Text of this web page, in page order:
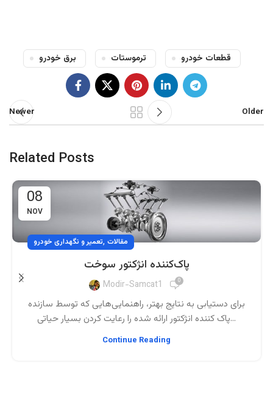
برق خودرو ترموستات قطعات خودرو
Newer Older
Related Posts
08
NOV
تعمیر و نگهداری خودرو, مقالات
پاک‌کننده انژکتور سوخت
Modir-Samcat1 0
برای دستیابی به نتایج بهتر، راهنمایی‌هایی که توسط سازنده
پاک کننده انژکتور ارائه شده را رعایت کردن بسیار حیاتی...
Continue Reading